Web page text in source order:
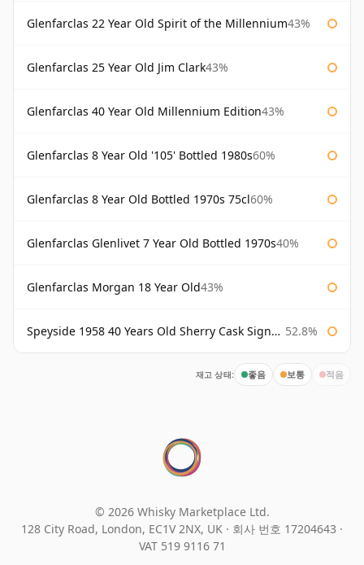
Glenfarclas 22 Year Old Spirit of the Millennium43%
Glenfarclas 25 Year Old Jim Clark43%
Glenfarclas 40 Year Old Millennium Edition43%
Glenfarclas 8 Year Old '105' Bottled 1980s60%
Glenfarclas 8 Year Old Bottled 1970s 75cl60%
Glenfarclas Glenlivet 7 Year Old Bottled 1970s40%
Glenfarclas Morgan 18 Year Old43%
Speyside 1958 40 Years Old Sherry Cask Signatory 52.8%
재고 상태: 좋음 보통 적음
© 2026 Whisky Marketplace Ltd.
128 City Road, London, EC1V 2NX, UK · 회사 번호 17204643 ·
VAT 519 9116 71